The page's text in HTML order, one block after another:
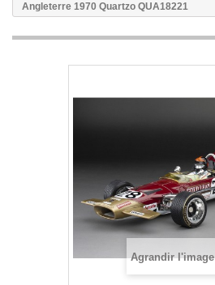
Angleterre 1970 Quartzo QUA18221
Agrandir l'image